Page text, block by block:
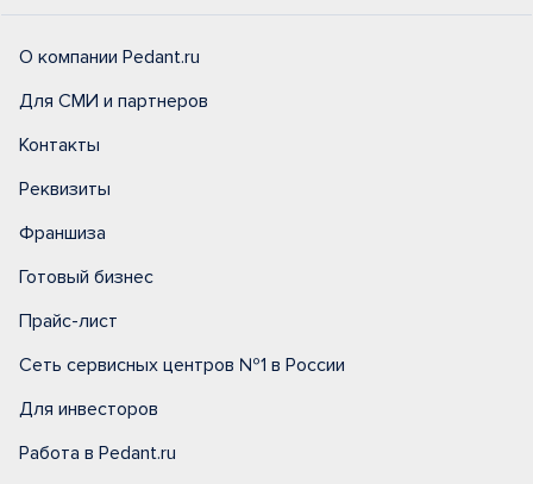
О компании Pedant.ru
Для СМИ и партнеров
Контакты
Реквизиты
Франшиза
Готовый бизнес
Прайс-лист
Сеть сервисных центров №1 в России
Для инвесторов
Работа в Pedant.ru